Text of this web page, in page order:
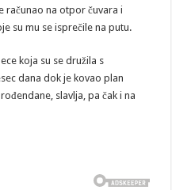
računao na otpor čuvara i
su mu se isprečile na putu.
koja su se družila s
dana dok je kovao plan
slavlja, pa čak i na